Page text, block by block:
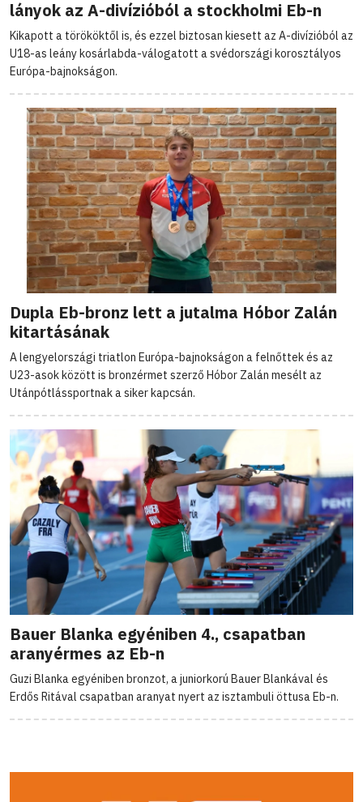
lányok az A-divízióból a stockholmi Eb-n
Kikapott a törököktől is, és ezzel biztosan kiesett az A-divízióból az
U18-as leány kosárlabda-válogatott a svédországi korosztályos
Európa-bajnokságon.
Dupla Eb-bronz lett a jutalma Hóbor Zalán
kitartásának
A lengyelországi triatlon Európa-bajnokságon a felnőttek és az
U23-asok között is bronzérmet szerző Hóbor Zalán mesélt az
Utánpótlássportnak a siker kapcsán.
Bauer Blanka egyéniben 4., csapatban
aranyérmes az Eb-n
Guzi Blanka egyéniben bronzot, a juniorkorú Bauer Blankával és
Erdős Ritával csapatban aranyat nyert az isztambuli öttusa Eb-n.